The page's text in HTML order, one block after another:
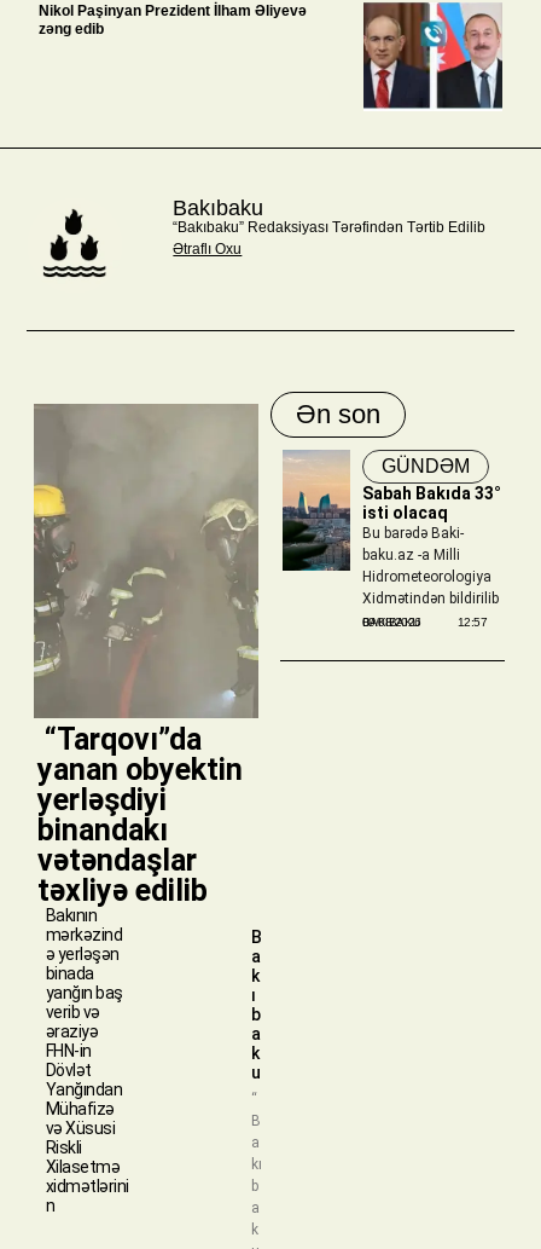
Nikol Paşinyan Prezident İlham Əliyevə
zəng edib
Bakıbaku
“Bakıbaku” Redaksiyası Tərəfindən Tərtib Edilib
Ətraflı Oxu
​ “Tarqovı”da
yanan obyektin
yerləşdiyi
binandakı
vətəndaşlar
təxliyə edilib
Bakının
mərkəzind
ə yerləşən
binada
yanğın baş
verib və
əraziyə
FHN-in
Dövlət
Yanğından
Mühafizə
və Xüsusi
Riskli
Xilasetmə
xidmətlərini
n
B
a
k
ı
b
a
k
u
“
B
a
kı
b
a
k
Ən son
GÜNDƏM
Sabah Bakıda 33°
isti olacaq
Bu barədə Baki-
baku.az -a Milli
Hidrometeorologiya
Xidmətindən bildirilib
BAKIBAKU
09/08/2026 12:57